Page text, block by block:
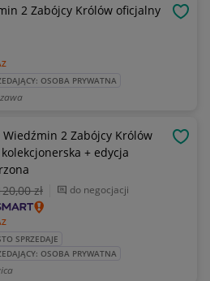
2 Zabójcy Królów oficjalny
OSOBA PRYWATNA
Wiedźmin 2 Zabójcy Królów
+ edycja
,00 zł do negocjacji
SPRZEDAJE
OSOBA PRYWATNA